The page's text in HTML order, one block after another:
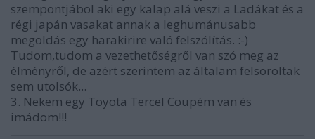
szempontjábol aki egy kalap alá veszi a Ladákat és a
régi japán vasakat annak a leghumánusabb
megoldás egy harakirire való felszólítás. :-)
Tudom,tudom a vezethetőségről van szó meg az
élményről, de azért szerintem az általam felsoroltak
sem utolsók...
3. Nekem egy Toyota Tercel Coupém van és
imádom!!!